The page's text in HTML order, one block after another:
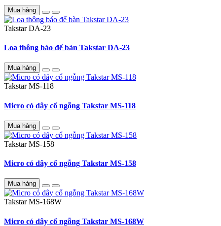
Mua hàng
TakstarDA-23
Loa thông báo để bàn Takstar DA-23
Mua hàng
TakstarMS-118
Micro có dây cổ ngỗng Takstar MS-118
Mua hàng
TakstarMS-158
Micro có dây cổ ngỗng Takstar MS-158
Mua hàng
TakstarMS-168W
Micro có dây cổ ngỗng Takstar MS-168W